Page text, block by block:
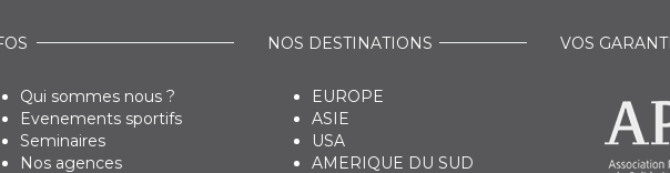
Qui sommes nous ?
Evenements sportifs
Seminaires
Nos agences
NOS DESTINATIONS
EUROPE
ASIE
USA
AMERIQUE DU SUD
VOS